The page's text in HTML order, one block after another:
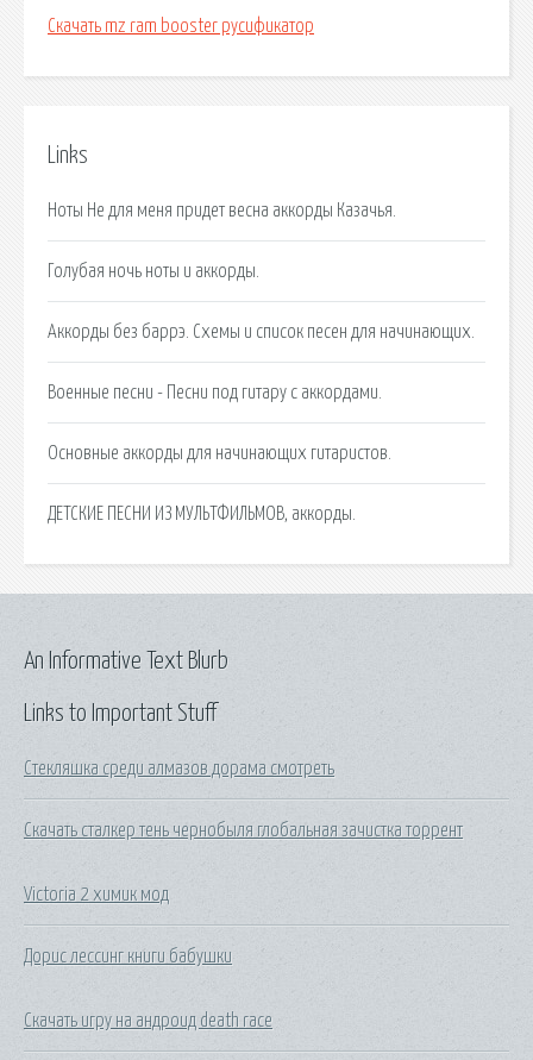
Скачать mz ram booster русификатор
Links
Ноты Не для меня придет весна аккорды Казачья.
Голубая ночь ноты и аккорды.
Аккорды без баррэ. Схемы и список песен для начинающих.
Военные песни - Песни под гитару с аккордами.
Основные аккорды для начинающих гитаристов.
ДЕТСКИЕ ПЕСНИ ИЗ МУЛЬТФИЛЬМОВ, аккорды.
Links to Important Stuff
Стекляшка среди алмазов дорама смотреть
Скачать сталкер тень чернобыля глобальная зачистка торрент
Victoria 2 химик мод
Дорис лессинг книги бабушки
Скачать игру на андроид death race
An Informative Text Blurb